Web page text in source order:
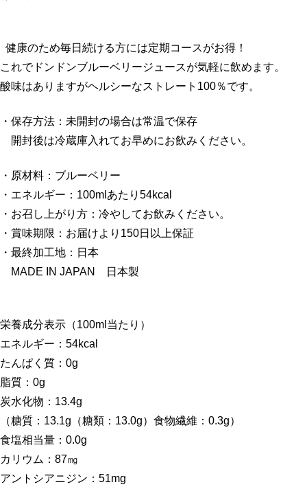
健康のため毎日続ける方には定期コースがお得！
これでドンドンブルーベリージュースが気軽に飲めます。
酸味はありますがヘルシーなストレート100％です。
・保存方法：未開封の場合は常温で保存
開封後は冷蔵庫入れてお早めにお飲みください。
・原材料：ブルーベリー
・エネルギー：100mlあたり54kcal
・お召し上がり方：冷やしてお飲みください。
・賞味期限：お届けより150日以上保証
・最終加工地：日本
MADE IN JAPAN 日本製
栄養成分表示（100ml当たり）
エネルギー：54kcal
たんぱく質：0g
脂質：0g
炭水化物：13.4g
（糖質：13.1g（糖類：13.0g）食物繊維：0.3g）
食塩相当量：0.0g
カリウム：87㎎
アントシアニジン：51mg